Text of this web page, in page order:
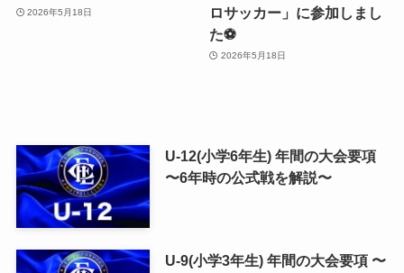
2026年5月18日
ロサッカー」に参加しまし
た⚽️
2026年5月18日
U-12(小学6年生) 年間の大会要項
〜6年時の公式戦を解説〜
U-9(小学3年生) 年間の大会要項 〜